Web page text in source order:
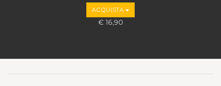
ACQUISTA
€ 16,90